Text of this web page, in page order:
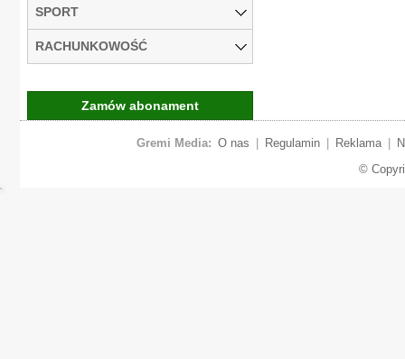
SPORT
RACHUNKOWOŚĆ
Zamów abonament
Gremi Media: O nas Regulamin Reklama
©